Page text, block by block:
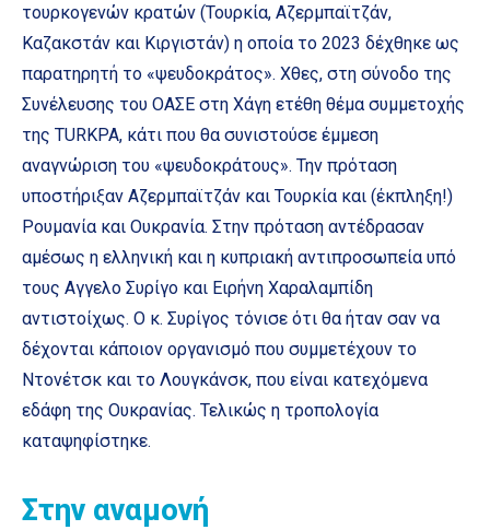
τουρκογενών κρατών (Τουρκία, Αζερμπαϊτζάν,
Καζακστάν και Κιργιστάν) η οποία το 2023 δέχθηκε ως
παρατηρητή το «ψευδοκράτος». Χθες, στη σύνοδο της
Συνέλευσης του ΟΑΣΕ στη Χάγη ετέθη θέμα συμμετοχής
της TURKPA, κάτι που θα συνιστούσε έμμεση
αναγνώριση του «ψευδοκράτους». Την πρόταση
υποστήριξαν Αζερμπαϊτζάν και Τουρκία και (έκπληξη!)
Ρουμανία και Ουκρανία. Στην πρόταση αντέδρασαν
αμέσως η ελληνική και η κυπριακή αντιπροσωπεία υπό
τους Αγγελο Συρίγο και Ειρήνη Χαραλαμπίδη
αντιστοίχως. Ο κ. Συρίγος τόνισε ότι θα ήταν σαν να
δέχονται κάποιον οργανισμό που συμμετέχουν το
Ντονέτσκ και το Λουγκάνσκ, που είναι κατεχόμενα
εδάφη της Ουκρανίας. Τελικώς η τροπολογία
καταψηφίστηκε.
Στην αναμονή